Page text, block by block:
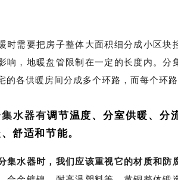
时需要把房子整体大面积细分成小区块
响，地暖盘管限制在一定的长度内。分
的各供暖房间分成多个环路，而每个环
水器有调节温度、分室供暖、 分
舒适和节能。
集水器时，我们应该重视它的材质和防